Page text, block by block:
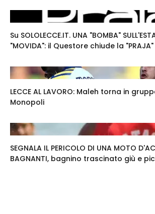
Su SOLOLECCE.IT. UNA "BOMBA"
"MOVIDA": il Questore chiude la
LECCE AL LAVORO: Maleh torna in
Monopoli
SEGNALA IL PERICOLO DI UNA MOTO
BAGNANTI, bagnino trascinato giù e